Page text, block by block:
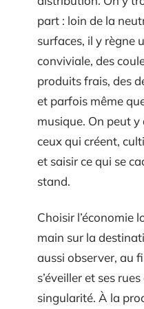
part : loin de la
surfaces, il y règne
conviviale, des
produits frais, des
et parfois même
musique. On peut y
ceux qui créent,
et saisir ce qui se
stand.
Choisir l’économie
main sur la
aussi observer, au
s’éveiller et ses
singularité. À la